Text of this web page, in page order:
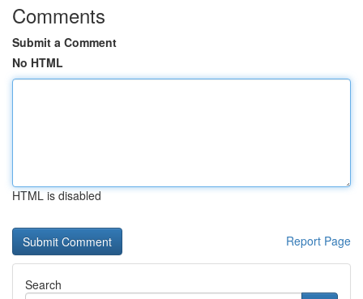
Comments
Submit a Comment
No HTML
HTML is disabled
Report Page
Search